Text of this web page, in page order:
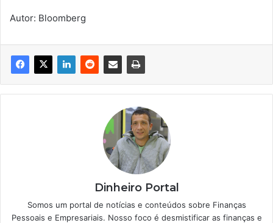
Autor: Bloomberg
Dinheiro Portal
Somos um portal de notícias e conteúdos sobre Finanças
Pessoais e Empresariais. Nosso foco é desmistificar as finanças e